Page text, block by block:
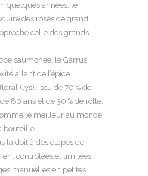
quelques années, le
des rosés de grand
celle des grands
saumonée, le Garrus
allant de l’épice
(lys). Issu de 70 % de
80 ans et de 30 % de rolle,
le meilleur au monde
bouteille.
la doit à des étapes de
contrôlées et limitées
manuelles en petites